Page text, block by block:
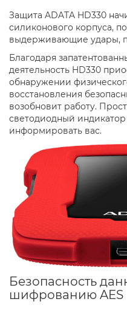
Защита ADATA HD330
силиконового корпуса,
выдерживающие удары,
Благодаря
деятельность HD330
обнаружении
восстановления
возобновит работу.
светодиодный индикатор
информировать вас.
Безопасность
шифрованию AES